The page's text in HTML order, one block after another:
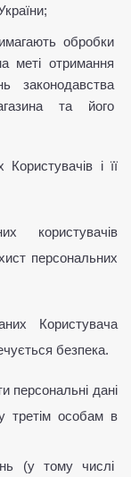
обробки
меті отримання
законодавства
та його
і її
користувачів
персональних
Користувача
безпека.
персональні дані
третім особам в
(у тому числі